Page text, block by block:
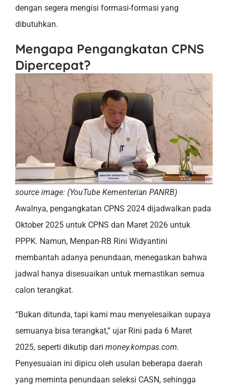
dengan segera mengisi formasi-formasi yang
dibutuhkan.
Mengapa Pengangkatan CPNS
Dipercepat?
source image: (YouTube Kementerian PANRB)
Awalnya, pengangkatan CPNS 2024 dijadwalkan pada
Oktober 2025 untuk CPNS dan Maret 2026 untuk
PPPK. Namun, Menpan-RB Rini Widyantini
membantah adanya penundaan, menegaskan bahwa
jadwal hanya disesuaikan untuk memastikan semua
calon terangkat.
“Bukan ditunda, tapi kami mau menyelesaikan supaya
semuanya bisa terangkat,” ujar Rini pada 6 Maret
2025, seperti dikutip dari money.kompas.com.
Penyesuaian ini dipicu oleh usulan beberapa daerah
yang meminta penundaan seleksi CASN, sehingga